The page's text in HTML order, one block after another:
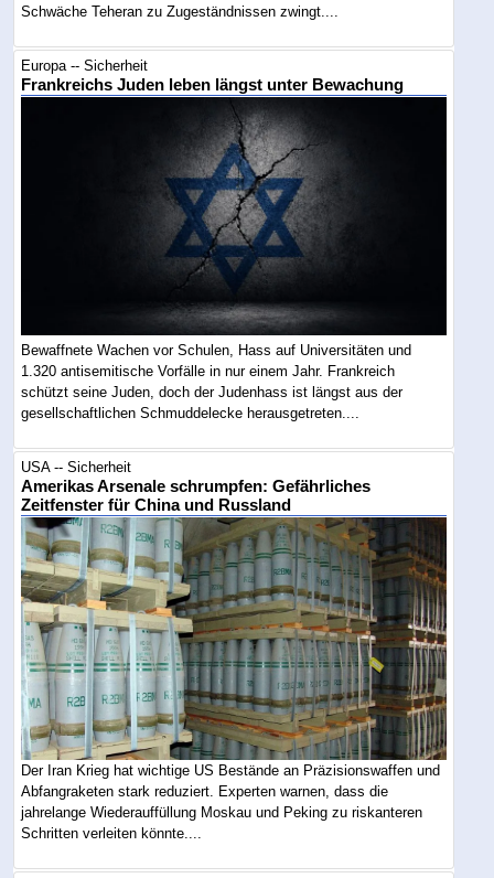
Schwäche Teheran zu Zugeständnissen zwingt....
Europa -- Sicherheit
Frankreichs Juden leben längst unter Bewachung
Bewaffnete Wachen vor Schulen, Hass auf Universitäten und
1.320 antisemitische Vorfälle in nur einem Jahr. Frankreich
schützt seine Juden, doch der Judenhass ist längst aus der
gesellschaftlichen Schmuddelecke herausgetreten....
USA -- Sicherheit
Amerikas Arsenale schrumpfen: Gefährliches
Zeitfenster für China und Russland
Der Iran Krieg hat wichtige US Bestände an Präzisionswaffen und
Abfangraketen stark reduziert. Experten warnen, dass die
jahrelange Wiederauffüllung Moskau und Peking zu riskanteren
Schritten verleiten könnte....